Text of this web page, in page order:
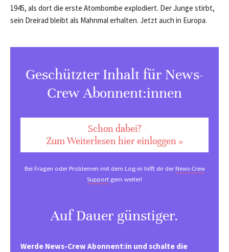
1945, als dort die erste Atombombe explodiert. Der Junge stirbt,
sein Dreirad bleibt als Mahnmal erhalten. Jetzt auch in Europa.
Geschützter Inhalt für News-
Crew Abonnent:innen
Schon dabei?
Zum Weiterlesen hier einloggen »
Bei Fragen oder Problemen mit dem Log-in hilft dir derNews-Crew
Support gern weiter!
Auf Dauer günstiger.
Werde News-Crew Abonnent:in und schalte die